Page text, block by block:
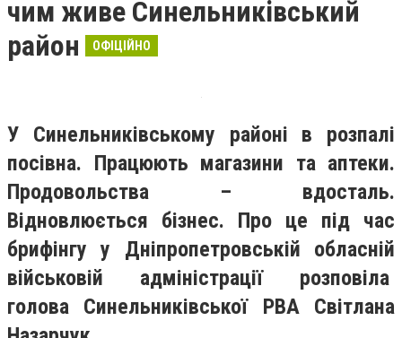
чим живе Синельниківський
район
ОФІЦІЙНО
У Синельниківському районі в розпалі
посівна. Працюють магазини та аптеки.
Продовольства – вдосталь.
Відновлюється бізнес. Про це під час
брифінгу у Дніпропетровській обласній
військовій адміністрації розповіла
голова Синельниківської РВА Світлана